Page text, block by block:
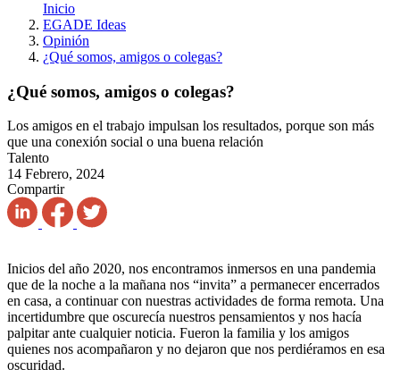
Inicio
EGADE Ideas
Opinión
¿Qué somos, amigos o colegas?
¿Qué somos, amigos o colegas?
Los amigos en el trabajo impulsan los resultados, porque son más
que una conexión social o una buena relación
Talento
14 Febrero, 2024
Compartir
Inicios del año 2020, nos encontramos inmersos en una pandemia
que de la noche a la mañana nos “invita” a permanecer encerrados
en casa, a continuar con nuestras actividades de forma remota. Una
incertidumbre que oscurecía nuestros pensamientos y nos hacía
palpitar ante cualquier noticia. Fueron la familia y los amigos
quienes nos acompañaron y no dejaron que nos perdiéramos en esa
oscuridad.